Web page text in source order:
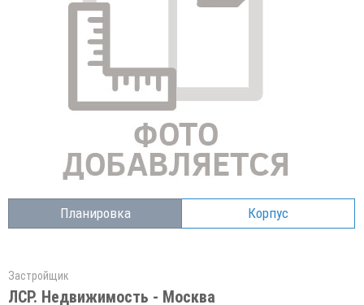
Планировка Корпус
Застройщик
ЛСР. Недвижимость - Москва